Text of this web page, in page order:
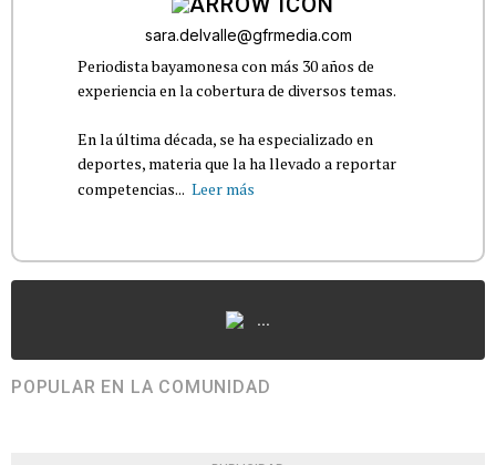
sara.delvalle@gfrmedia.com
Periodista bayamonesa con más 30 años de
experiencia en la cobertura de diversos temas.
En la última década, se ha especializado en
deportes, materia que la ha llevado a reportar
competencias... Leer más
...
POPULAR EN LA COMUNIDAD